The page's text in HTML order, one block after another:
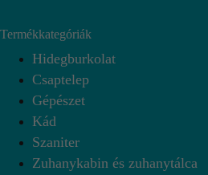
Termékkategóriák
Hidegburkolat
Csaptelep
Gépészet
Kád
Szaniter
Zuhanykabin és zuhanytálca